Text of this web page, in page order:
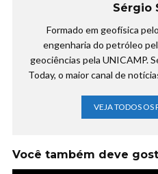
Sérgio
Formado em geofísica
engenharia do petróleo
geociências pela UNICAMP.
Today, o maior canal de
VEJA TODOS OS
Você também deve